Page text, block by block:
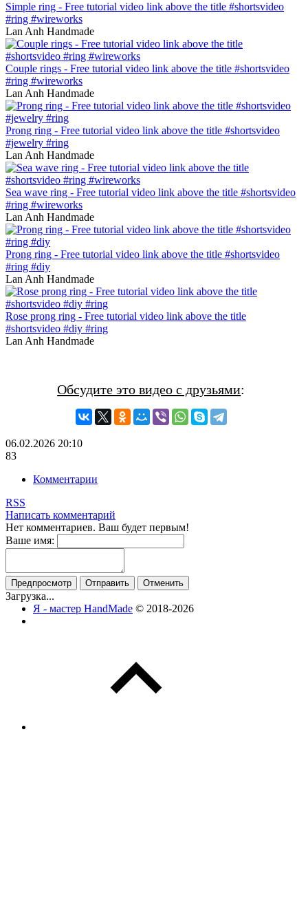
Simple ring - Free tutorial video link above the title #shortsvideo
#ring #wireworks
Lan Anh Handmade
Couple rings - Free tutorial video link above the title #shortsvideo
#ring #wireworks
Lan Anh Handmade
Prong ring - Free tutorial video link above the title #shortsvideo
#jewelry #ring
Lan Anh Handmade
Sea wave ring - Free tutorial video link above the title #shortsvideo
#ring #wireworks
Lan Anh Handmade
Prong ring - Free tutorial video link above the title #shortsvideo
#ring #diy
Lan Anh Handmade
Rose prong ring - Free tutorial video link above the title
#shortsvideo #diy #ring
Lan Anh Handmade
Обсудите это видео с друзьями:
06.02.2026 20:10
83
Комментарии
RSS
Написать комментарий
Нет комментариев. Ваш будет первым!
Ваше имя:
Загрузка...
Я - мастер HandMade © 2018-2026